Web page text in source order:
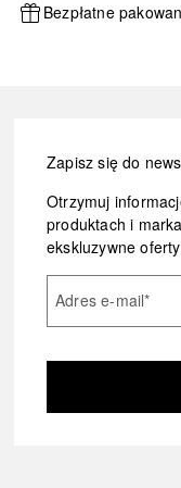
Bezpłatne
Zapisz się do
Otrzymuj
produktach i
ekskluzywne
Adres e-mail*